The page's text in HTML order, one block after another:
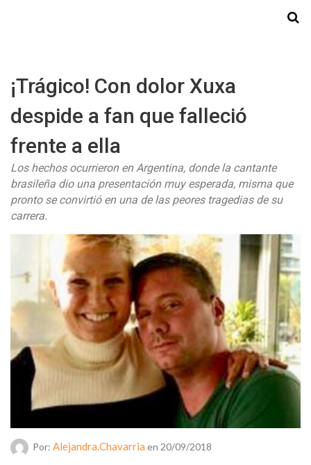
¡Trágico! Con dolor Xuxa
despide a fan que falleció
frente a ella
Los hechos ocurrieron en Argentina, donde la cantante
brasileña dio una presentación muy esperada, misma que
pronto se convirtió en una de las peores tragedias de su
carrera.
Por: Alejandra.chavarria en 20/09/2018